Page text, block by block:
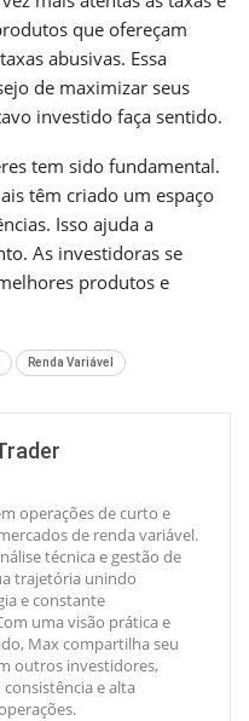
que ofereçam
abusivas. Essa
de maximizar seus
investido faça sentido.
tem sido fundamental.
têm criado um espaço
Isso ajuda a
As investidoras se
produtos e
Renda Variável
operações de curto e
de renda variável.
técnica e gestão de
trajetória unindo
e constante
uma visão prática e
Max compartilha seu
outros investidores,
e alta